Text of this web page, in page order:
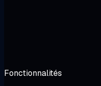
Fonctionnalités